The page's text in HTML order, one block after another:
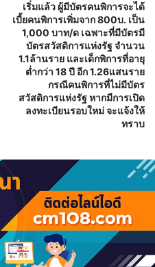
เริ่มแล้ว ผู้มีบัตรคนพิการจะได้
เบี้ยคนพิการเพิ่มจาก 800บ. เป็น
1,000 บาท/ด เฉพาะที่มีบัตรมี
บัตรสวัสดิการแห่งรัฐ จำนวน
1.1ล้านราย และเด็กพิการที่อายุ
ต่ำกว่า 18 ปี อีก 1.26แสนราย
กรณีคนพิการที่ไม่มีบัตร
สวัสดิการแห่งรัฐ หากมีการเปิด
ลงทะเบียนรอบใหม่ จะแจ้งให้
ทราบ